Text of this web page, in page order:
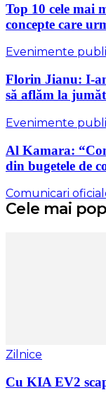
Top 10 cele mai
concepte care
Evenimente
Florin Jianu: I-
să aflăm la
Evenimente
Al Kamara:
din bugetele de
Comunicari
Cele mai
Zilnice
Cu KIA EV2